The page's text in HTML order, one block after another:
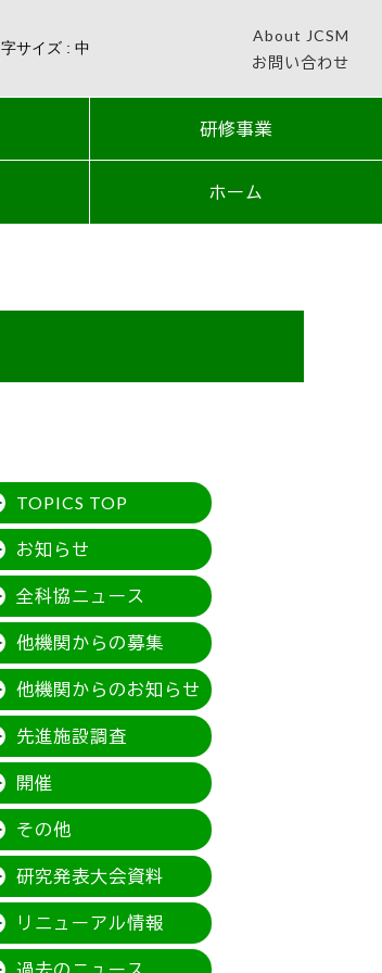
About JCSM
お問い合わせ
研修事業
ホーム
TOPICS TOP
お知らせ
全科協ニュース
他機関からの募集
他機関からのお知らせ
先進施設調査
開催
その他
研究発表大会資料
リニューアル情報
過去のニュース